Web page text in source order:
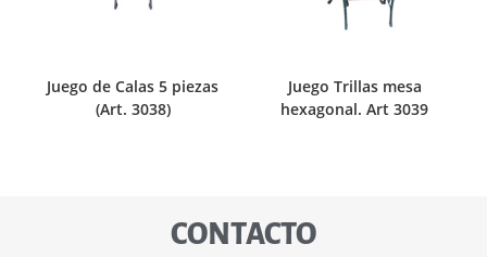
Juego de Calas 5 piezas
(Art. 3038)
Juego Trillas mesa
hexagonal. Art 3039
CONTACTO